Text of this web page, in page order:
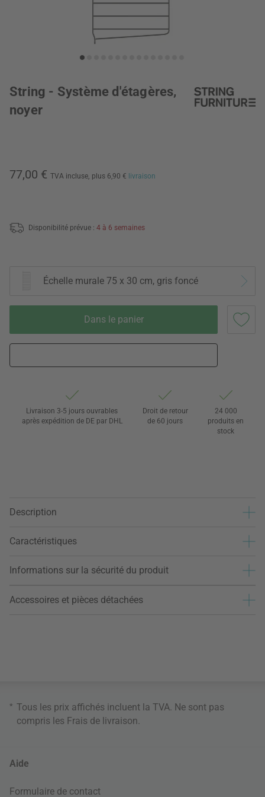
String - Système d'étagères,
noyer
77,00 € TVA incluse, plus 6,90 € livraison
Disponibilité prévue : 4 à 6 semaines
Échelle murale 75 x 30 cm, gris foncé
Dans le panier
Livraison 3-5 jours ouvrables
après expédition de DE par DHL
Droit de retour
de 60 jours
24 000
produits en
stock
Description
Caractéristiques
Informations sur la sécurité du produit
Accessoires et pièces détachées
* Tous les prix affichés incluent la TVA. Ne sont pas
compris les Frais de livraison
Aide
Formulaire de contact